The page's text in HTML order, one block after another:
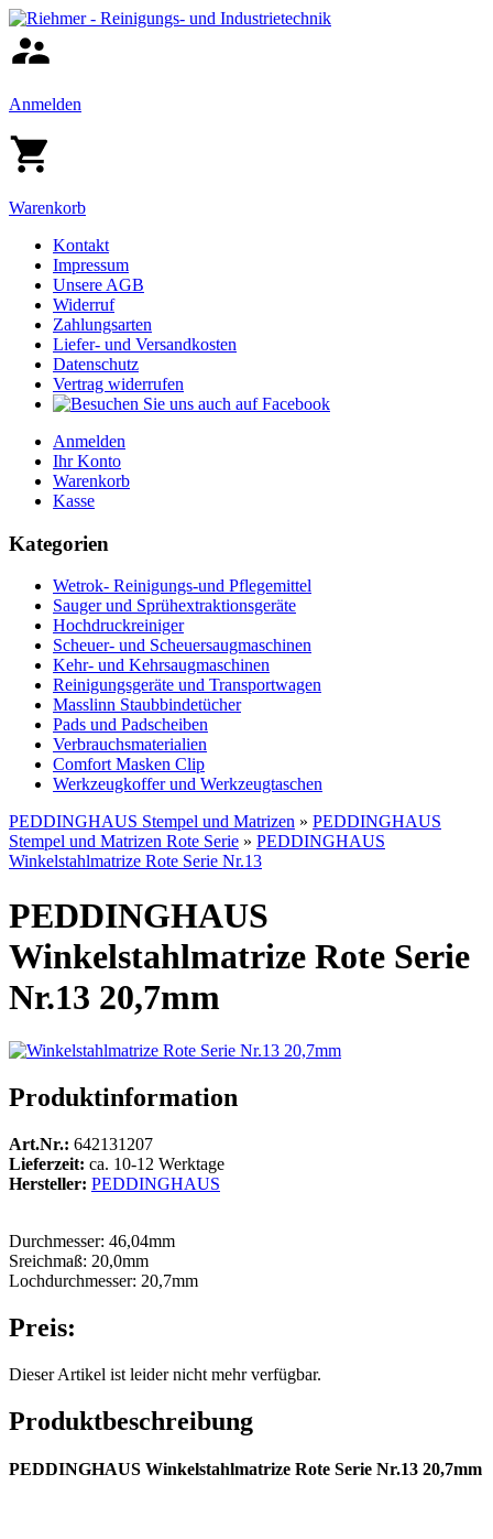
Anmelden
Warenkorb
Kontakt
Impressum
Unsere AGB
Widerruf
Zahlungsarten
Liefer- und Versandkosten
Datenschutz
Vertrag widerrufen
Anmelden
Ihr Konto
Warenkorb
Kasse
Kategorien
Wetrok- Reinigungs-und Pflegemittel
Sauger und Sprühextraktionsgeräte
Hochdruckreiniger
Scheuer- und Scheuersaugmaschinen
Kehr- und Kehrsaugmaschinen
Reinigungsgeräte und Transportwagen
Masslinn Staubbindetücher
Pads und Padscheiben
Verbrauchsmaterialien
Comfort Masken Clip
Werkzeugkoffer und Werkzeugtaschen
PEDDINGHAUS Stempel und Matrizen » PEDDINGHAUS
Stempel und Matrizen Rote Serie » PEDDINGHAUS
Winkelstahlmatrize Rote Serie Nr.13
PEDDINGHAUS
Winkelstahlmatrize Rote Serie
Nr.13 20,7mm
Produktinformation
Art.Nr.: 642131207
Lieferzeit: ca. 10-12 Werktage
Hersteller: PEDDINGHAUS
Durchmesser: 46,04mm
Sreichmaß: 20,0mm
Lochdurchmesser: 20,7mm
Preis:
Dieser Artikel ist leider nicht mehr verfügbar.
Produktbeschreibung
PEDDINGHAUS Winkelstahlmatrize Rote Serie Nr.13 20,7mm